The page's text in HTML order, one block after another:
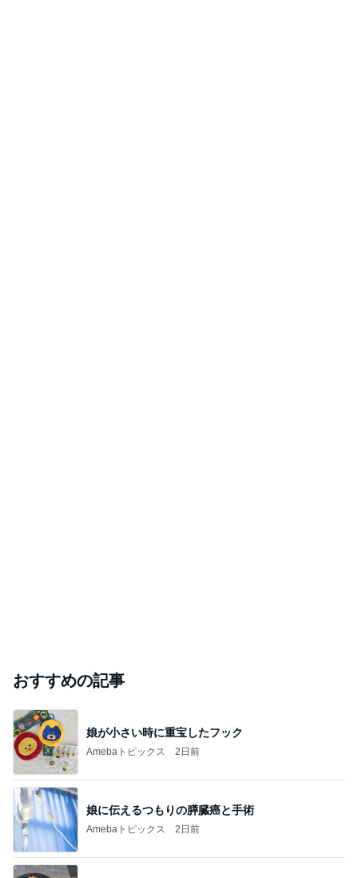
おすすめの記事
娘が小さい時に重宝したフック
Amebaトピックス 2日前
娘に伝えるつもりの膵臓癌と手術
Amebaトピックス 2日前